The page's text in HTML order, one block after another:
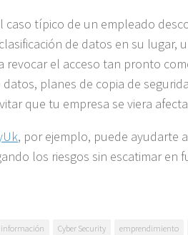
caso típico de un empleado
de datos en su lugar,
revocar el acceso tan pronto
planes de copia de
que tu empresa se viera
, por ejemplo, puede ayudarte
los riesgos sin escatimar en
información Cyber Security emprendimiento